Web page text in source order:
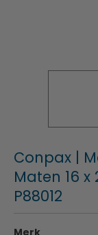
Conpax |
Maten 16 x
P88012